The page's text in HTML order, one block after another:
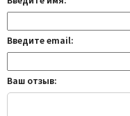
Введите email:
Ваш отзыв: